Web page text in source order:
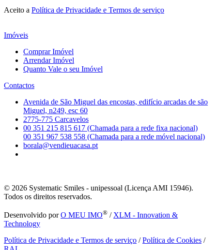
Aceito a Política de Privacidade e Termos de serviço
Imóveis
Comprar Imóvel
Arrendar Imóvel
Quanto Vale o seu Imóvel
Contactos
Avenida de São Miguel das encostas, edifício arcadas de são
Miguel, n249, esc 60
2775-775 Carcavelos
00 351 215 815 617 (Chamada para a rede fixa nacional)
00 351 967 538 558 (Chamada para a rede móvel nacional)
borala@vendieuacasa.pt
© 2026 Systematic Smiles - unipessoal (Licença AMI 15946).
Todos os direitos reservados.
Desenvolvido porO MEU IMO® / XLM - Innovation &
Technology
Política de Privacidade e Termos de serviço /Política de Cookies /